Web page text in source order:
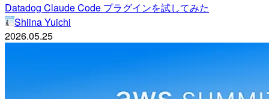
Datadog Claude Code プラグインを試してみた
Shiina Yuichi
2026.05.25